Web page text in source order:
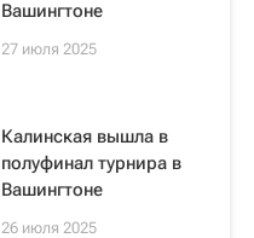
Вашингтоне
27 июля 2025
Калинская вышла в
полуфинал турнира в
Вашингтоне
26 июля 2025